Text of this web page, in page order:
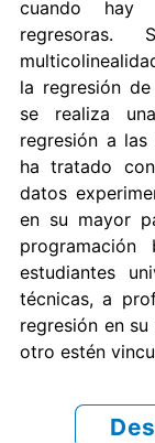
cuando hay
la regresión
se realiza
regresión a las
ha tratado
datos
en su mayor
estudiantes
técnicas, a
regresión en
otro estén